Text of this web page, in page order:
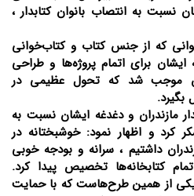
نسبت به انتصاب بانوان کتابدار ،
که از جنس کتاب و کتاب‌خوانی
برای اتمام پروژه‌ها و طراحی
موجب شد که تحول عظیمی در
مازندران و دغدغه ایشان نسبت به
کرد و اظهار نمود: خوشبختانه در
داشتیم ، سرانه و بودجه خوبی
کتابخانه‌ها تخصیص پیدا کرد.
یکی از همین طرح‌هاست که با حمایت